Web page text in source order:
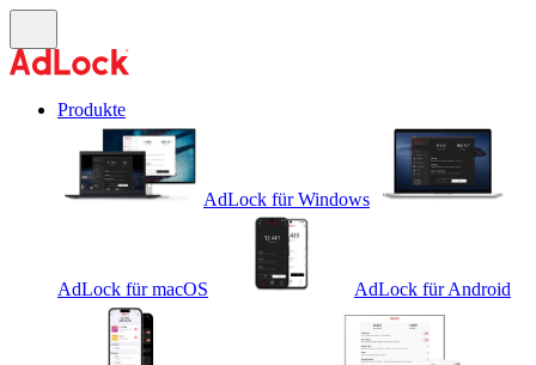
Produkte
AdLock für Windows
AdLock für macOS AdLock für Android